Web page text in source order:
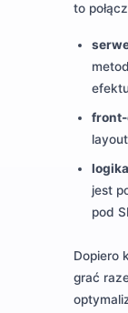
to
jest
pod
Dopiero
grać